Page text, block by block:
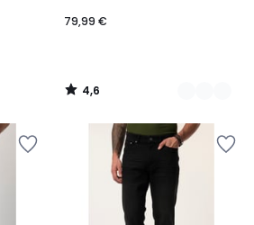
79,99 €
4,6
/